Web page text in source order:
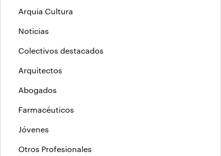
Arquia Cultura
Noticias
Colectivos destacados
Arquitectos
Abogados
Farmacéuticos
Jóvenes
Otros Profesionales